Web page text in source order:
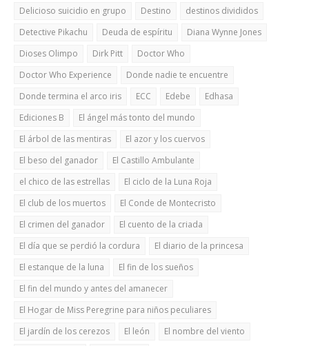
Delicioso suicidio en grupo
Destino
destinos divididos
Detective Pikachu
Deuda de espíritu
Diana Wynne Jones
Dioses Olimpo
Dirk Pitt
Doctor Who
Doctor Who Experience
Donde nadie te encuentre
Donde termina el arco iris
ECC Edebe
Edhasa
Ediciones B
El ángel más tonto del mundo
El árbol de las mentiras
El azor y los cuervos
El beso del ganador
El Castillo Ambulante
el chico de las estrellas
El ciclo de la Luna Roja
El club de los muertos
El Conde de Montecristo
El crimen del ganador
El cuento de la criada
El día que se perdió la cordura
El diario de la princesa
El estanque de la luna
El fin de los sueños
El fin del mundo y antes del amanecer
El Hogar de Miss Peregrine para niños peculiares
El jardín de los cerezos
El león
El nombre del viento